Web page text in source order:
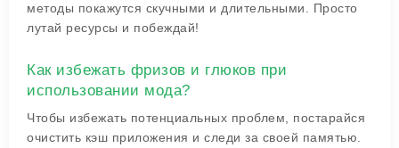
методы покажутся скучными и длительными. Просто
лутай ресурсы и побеждай!
Как избежать фризов и глюков при
использовании мода?
Чтобы избежать потенциальных проблем, постарайся
очистить кэш приложения и следи за своей памятью.